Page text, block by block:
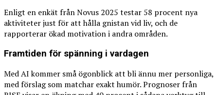
Enligt en enkät från Novus 2025 testar 58 procent nya
aktiviteter just för att hålla gnistan vid liv, och de
rapporterar ökad motivation i andra områden.
Framtiden för spänning i vardagen
Med AI kommer små ögonblick att bli ännu mer personliga,
med förslag som matchar exakt humör. Prognoser från